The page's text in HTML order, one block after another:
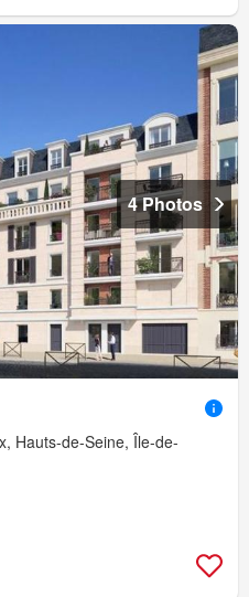
4 Photos
Hauts-de-Seine, Île-de-